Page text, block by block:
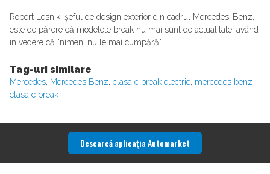
Robert Lesnik, șeful de design exterior din cadrul Mercedes-Benz,
este de părere că modelele break nu mai sunt de actualitate, având
în vedere că "nimeni nu le mai cumpără".
Tag-uri similare
Mercedes, Mercedes Benz, clasa c break electric, mercedes benz
clasa c break
Descarcă aplicaţia Automarket